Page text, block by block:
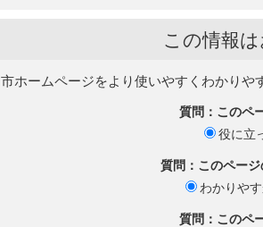
この情報
市ホームページをより使いやすくわかり
質問：このペ
役に立
質問：このペー
わかりや
質問：このペ